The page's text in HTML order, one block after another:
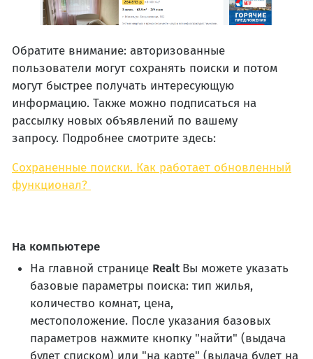
Обратите внимание: авторизованные
пользователи могут сохранять поиски и потом
могут быстрее получать интересующую
информацию. Также можно подписаться на
рассылку новых объявлений по вашему
запросу. Подробнее смотрите здесь:
Сохраненные поиски. Как работает обновленный
функционал?
На компьютере
На главной странице RealtВы можете указать
базовые параметры поиска: тип жилья,
количество комнат, цена,
местоположение. После указания базовых
параметров нажмите кнопку "найти" (выдача